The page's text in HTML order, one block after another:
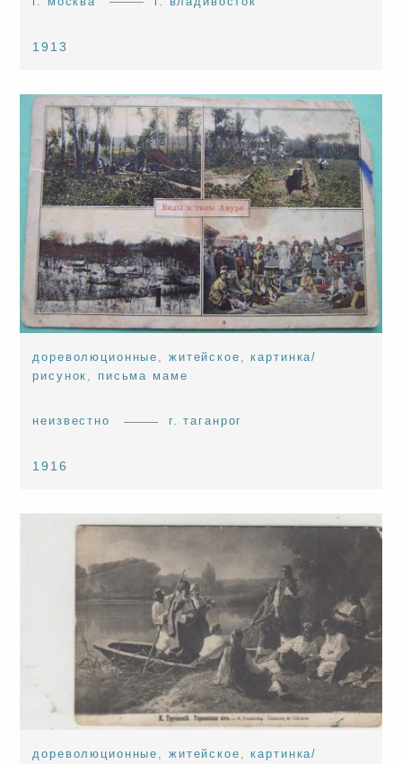
1913
дореволюционные , житейское ,картинка/
рисунок , письма маме
неизвестно г. таганрог
1916
дореволюционные житейское ,картинка/